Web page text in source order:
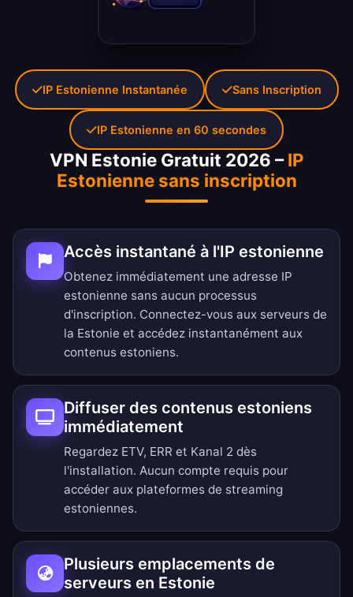
VPN Estonie Gratuit 2026 –IP
Estonienne sans inscription
Accès instantané à l'IP estonienne
Obtenez immédiatement une adresse IP
estonienne sans aucun processus
d'inscription. Connectez-vous aux serveurs de
la Estonie et accédez instantanément aux
contenus estoniens.
Diffuser des contenus estoniens
immédiatement
Regardez ETV, ERR et Kanal 2 dès
l'installation. Aucun compte requis pour
accéder aux plateformes de streaming
estoniennes.
Plusieurs emplacements de
serveurs en Estonie
IP Estonienne Instantanée Sans Inscription
IP Estonienne en 60 secondes